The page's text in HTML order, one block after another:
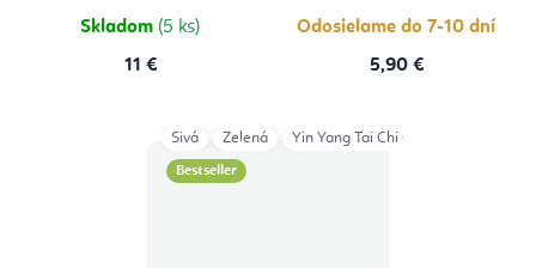
hviezdičiek.
Skladom (5 ks)
11 €
Odosielame do 7-10 dní
5,90 €
Bestseller
Sivá Zelená Yin Yang Tai Chi Grey (4cm)